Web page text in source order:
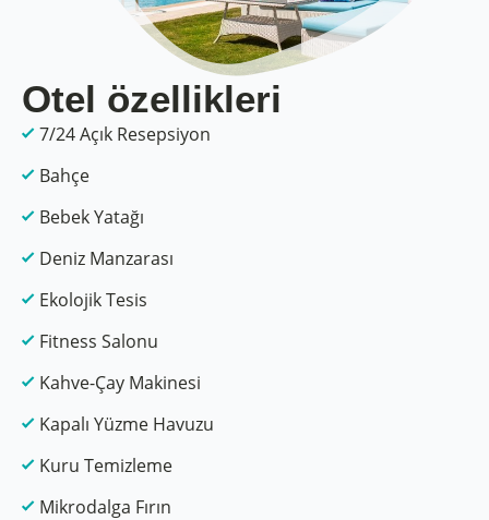
Otel özellikleri
7/24 Açık Resepsiyon
Bahçe
Bebek Yatağı
Deniz Manzarası
Ekolojik Tesis
Fitness Salonu
Kahve-Çay Makinesi
Kapalı Yüzme Havuzu
Kuru Temizleme
Mikrodalga Fırın